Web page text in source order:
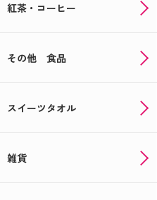
紅茶・コーヒー
その他 食品
スイーツタオル
雑貨